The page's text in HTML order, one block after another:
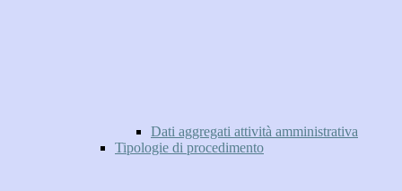
Dati aggregati attività amministrativa
Tipologie di procedimento